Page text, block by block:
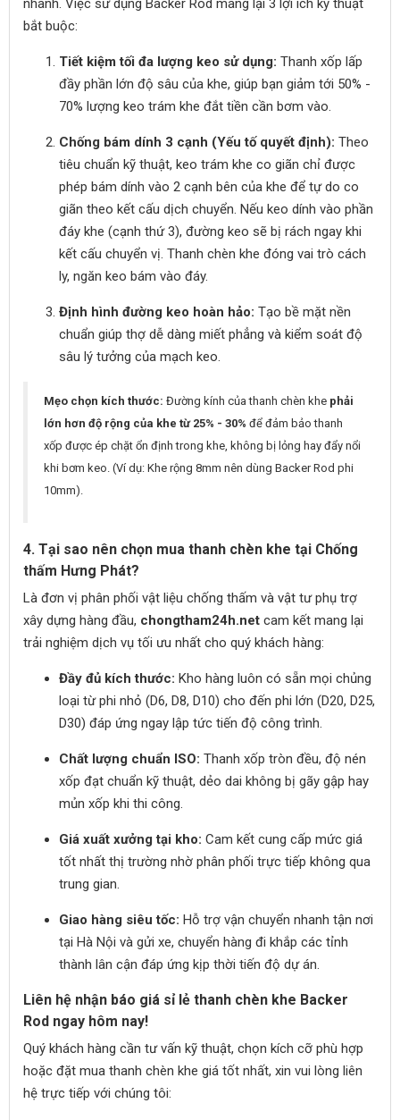
nhanh. Việc sử dụng Backer Rod mang lại 3 lợi ích kỹ thuật
bắt buộc:
Tiết kiệm tối đa lượng keo sử dụng: Thanh xốp lấp
đầy phần lớn độ sâu của khe, giúp bạn giảm tới 50% -
70% lượng keo trám khe đắt tiền cần bơm vào.
Chống bám dính 3 cạnh (Yếu tố quyết định): Theo
tiêu chuẩn kỹ thuật, keo trám khe co giãn chỉ được
phép bám dính vào 2 cạnh bên của khe để tự do co
giãn theo kết cấu dịch chuyển. Nếu keo dính vào phần
đáy khe (cạnh thứ 3), đường keo sẽ bị rách ngay khi
kết cấu chuyển vị. Thanh chèn khe đóng vai trò cách
ly, ngăn keo bám vào đáy.
Định hình đường keo hoàn hảo: Tạo bề mặt nền
chuẩn giúp thợ dễ dàng miết phẳng và kiểm soát độ
sâu lý tưởng của mạch keo.
Mẹo chọn kích thước: Đường kính của thanh chèn khe phải
lớn hơn độ rộng của khe từ 25% - 30% để đảm bảo thanh
xốp được ép chặt ổn định trong khe, không bị lỏng hay đẩy nổi
khi bơm keo. (Ví dụ: Khe rộng 8mm nên dùng Backer Rod phi
10mm).
4. Tại sao nên chọn mua thanh chèn khe tại Chống
thấm Hưng Phát?
Là đơn vị phân phối vật liệu chống thấm và vật tư phụ trợ
xây dựng hàng đầu, chongtham24h.net cam kết mang lại
trải nghiệm dịch vụ tối ưu nhất cho quý khách hàng:
Đầy đủ kích thước: Kho hàng luôn có sẵn mọi chủng
loại từ phi nhỏ (D6, D8, D10) cho đến phi lớn (D20, D25,
D30) đáp ứng ngay lập tức tiến độ công trình.
Chất lượng chuẩn ISO: Thanh xốp tròn đều, độ nén
xốp đạt chuẩn kỹ thuật, dẻo dai không bị gãy gập hay
mủn xốp khi thi công.
Giá xuất xưởng tại kho: Cam kết cung cấp mức giá
tốt nhất thị trường nhờ phân phối trực tiếp không qua
trung gian.
Giao hàng siêu tốc: Hỗ trợ vận chuyển nhanh tận nơi
tại Hà Nội và gửi xe, chuyển hàng đi khắp các tỉnh
thành lân cận đáp ứng kịp thời tiến độ dự án.
Liên hệ nhận báo giá sỉ lẻ thanh chèn khe Backer
Rod ngay hôm nay!
Quý khách hàng cần tư vấn kỹ thuật, chọn kích cỡ phù hợp
hoặc đặt mua thanh chèn khe giá tốt nhất, xin vui lòng liên
hệ trực tiếp với chúng tôi: